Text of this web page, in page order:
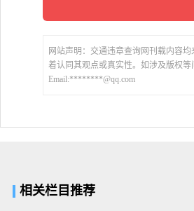
网站声明：交通违章查询网刊载内容
着认同其观点或真实性。如涉及版权
Email:********@qq.com
相关栏目推荐